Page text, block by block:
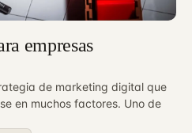
empresas
de marketing digital que
en muchos factores. Uno de